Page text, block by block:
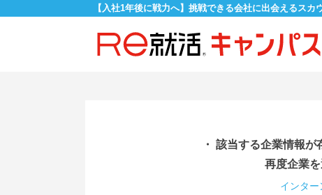
【入社1年後に戦力へ】挑戦できる会社に出会えるスカ
・ 該当する企業情報が
再度企業を
インター